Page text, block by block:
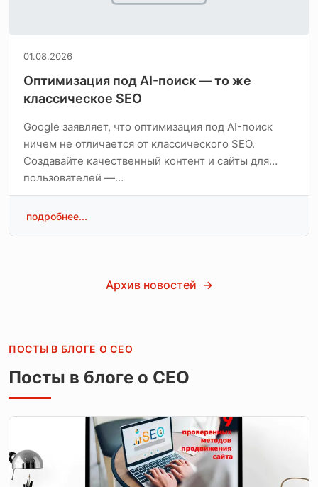
01.08.2026
Оптимизация под AI-поиск — то же
классическое SEO
Google заявляет, что оптимизация под AI-поиск
ничем не отличается от классического SEO.
Создавайте качественный контент и сайты для
пользователей —…
подробнее...
Архив новостей
ПОСТЫ В БЛОГЕ О СЕО
Посты в блоге о СЕО